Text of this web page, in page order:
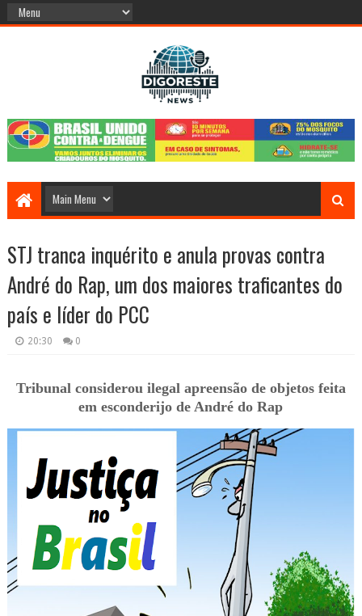
STJ tranca inquérito e anula provas contra
André do Rap, um dos maiores traficantes do
país e líder do PCC
20:30 0
Tribunal considerou ilegal apreensão de objetos feita
em esconderijo de André do Rap